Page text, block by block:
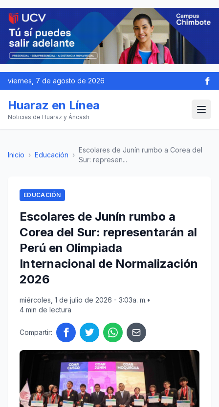
viernes, 7 de agosto de 2026
Huaraz en Línea
Noticias de Huaraz y Áncash
Inicio › Educación ›
Escolares de Junín rumbo a Corea del
Sur: represen...
EDUCACIÓN
Escolares de Junín rumbo a
Corea del Sur: representarán al
Perú en Olimpiada
Internacional de Normalización
2026
miércoles, 1 de julio de 2026 - 3:03a. m.•
4 min de lectura
Compartir: